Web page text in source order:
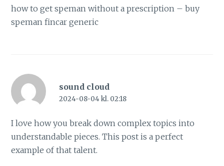
how to get speman without a prescription –buy
speman fincar generic
sound cloud
2024-08-04 kl. 02:18
I love how you break down complex topics into
understandable pieces. This post is a perfect
example of that talent.